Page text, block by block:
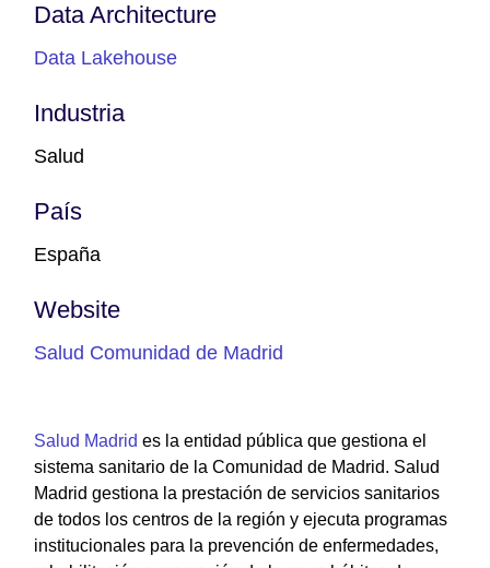
Data Architecture
Data Lakehouse
Industria
Salud
País
España
Website
Salud Comunidad de Madrid
Salud Madrid es la entidad pública que gestiona el
sistema sanitario de la Comunidad de Madrid. Salud
Madrid gestiona la prestación de servicios sanitarios
de todos los centros de la región y ejecuta programas
institucionales para la prevención de enfermedades,